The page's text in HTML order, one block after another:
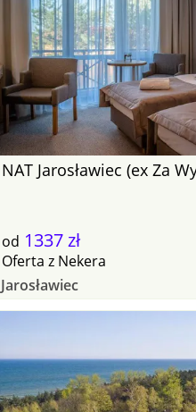
NAT Jarosławiec (ex Za
od 1337 zł
Oferta z Nekera
Jarosławiec